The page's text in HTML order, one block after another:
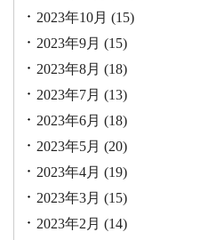
2023年10月 (15)
2023年9月 (15)
2023年8月 (18)
2023年7月 (13)
2023年6月 (18)
2023年5月 (20)
2023年4月 (19)
2023年3月 (15)
2023年2月 (14)